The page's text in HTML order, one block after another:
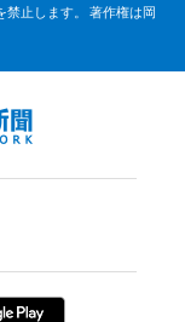
止します。 著作権は岡